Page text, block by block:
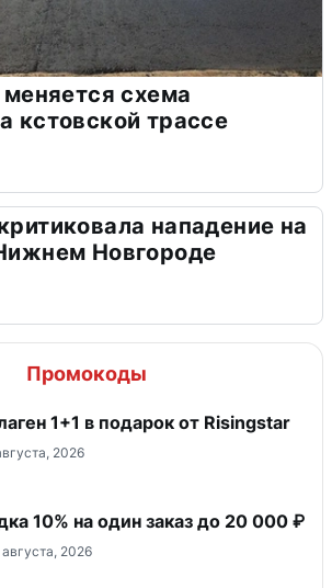
схема
кстовской трассе
нападение на
Новгороде
Промокоды
1+1 в подарок от Risingstar
2026
10% на один заказ до 20 000 ₽
2026